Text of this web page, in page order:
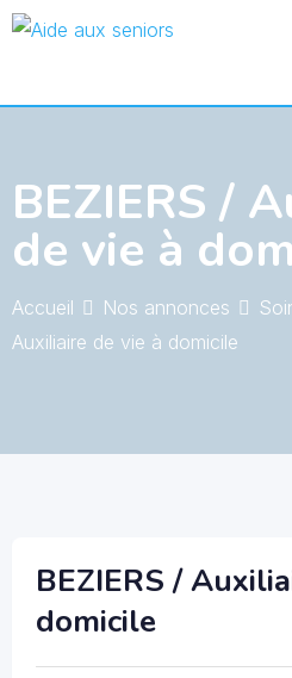
Skip
BEZIERS /
de vie à
Accueil Nos annonces
Auxiliaire de vie à domicile
BEZIERS /
domicile